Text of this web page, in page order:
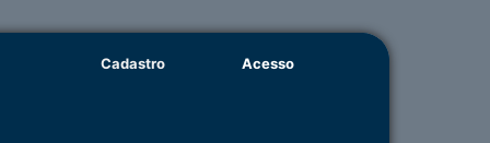
Cadastro Acesso